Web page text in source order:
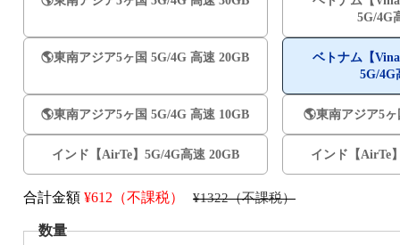
5G/4G
🌎️東南アジア5ヶ国 5G/4G 高速 20GB
ベトナム【
5G/4G
🌎️東南アジア5ヶ国 5G/4G 高速 10GB 🌎️東南アジア5
インド【AirTe】5G/4G高速 20GB インド【AirTe
合計金額 ¥612（不課税） ¥1322（不課税）
数量